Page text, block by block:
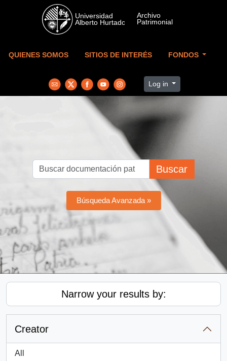
Skip to main content
QUIENES SOMOS SITIOS DE INTERÉS FONDOS
Log in
Buscar
Búsqueda Avanzada »
Narrow your results by:
Creator
All